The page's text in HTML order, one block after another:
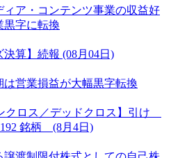
ィア・コンテンツ事業の収益好
黒字に転換
算】続報 (08月04日)
営業損益が大幅黒字転換
クロス／デッドクロス】引け
銘柄 (8月4日)